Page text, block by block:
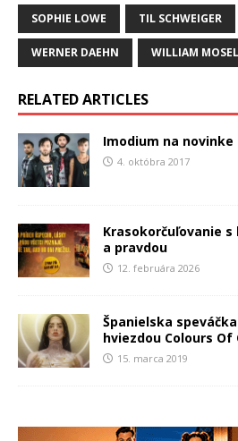
SOPHIE LOWE TIL SCHWEIGER
WERNER DAEHN WILLIAM
RELATED ARTICLES
Imodium na
4. októbra 2017
Krasokorčuľovanie
a pravdou
12. februára 2026
Španielska
hviezdou Colours Of
15. marca 2019